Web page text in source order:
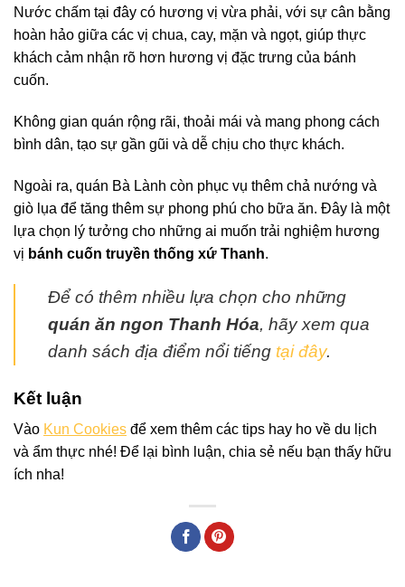
Nước chấm tại đây có hương vị vừa phải, với sự cân bằng
hoàn hảo giữa các vị chua, cay, mặn và ngọt, giúp thực
khách cảm nhận rõ hơn hương vị đặc trưng của bánh
cuốn.
Không gian quán rộng rãi, thoải mái và mang phong cách
bình dân, tạo sự gần gũi và dễ chịu cho thực khách.
Ngoài ra, quán Bà Lành còn phục vụ thêm chả nướng và
giò lụa để tăng thêm sự phong phú cho bữa ăn. Đây là một
lựa chọn lý tưởng cho những ai muốn trải nghiệm hương
vị bánh cuốn truyền thống xứ Thanh.
Để có thêm nhiều lựa chọn cho những
quán ăn ngon Thanh Hóa, hãy xem qua
danh sách địa điểm nổi tiếng tại đây.
Kết luận
Vào Kun Cookies để xem thêm các tips hay ho về du lịch
và ẩm thực nhé! Để lại bình luận, chia sẻ nếu bạn thấy hữu
ích nha!